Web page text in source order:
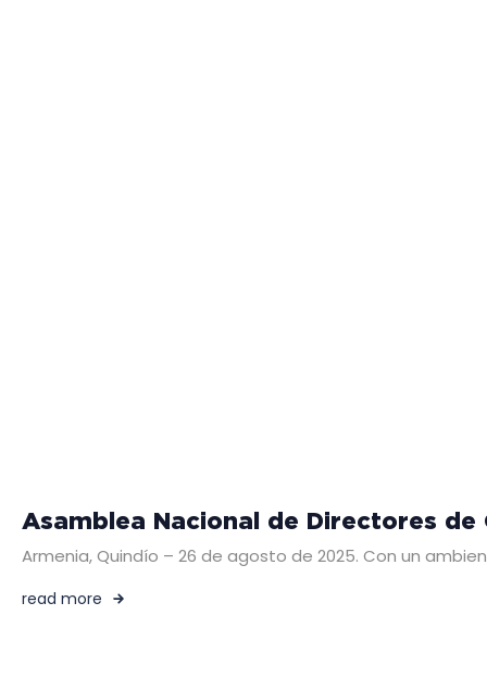
Asamblea Nacional de Directores de
Armenia, Quindío – 26 de agosto de 2025. Con un
read more